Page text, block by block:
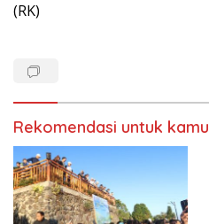
(RK)
Rekomendasi untuk kamu